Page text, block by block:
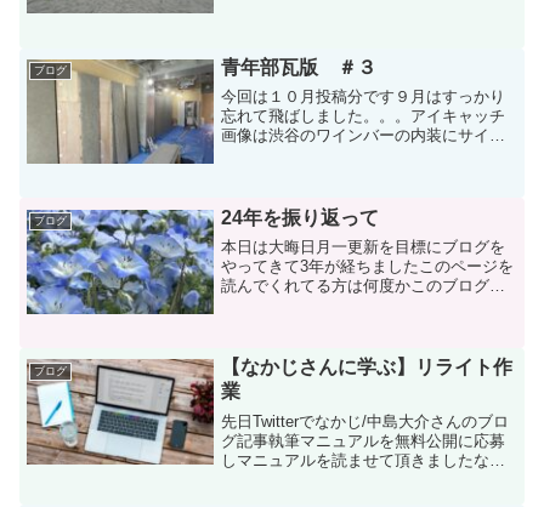
画像は海水浴に行った...
ブログ 青年部瓦版 ＃３
今回は１０月投稿分です９月はすっかり
忘れて飛ばしました。。。アイキャッチ
画像は渋谷のワインバーの内装にサイデ
イディングの欠品の話と家...
ブログ 24年を振り返って
本日は大晦日月一更新を目標にブログを
やってきて3年が経ちましたこのページを
読んでくれてる方は何度かこのブログを
していきますプロット...
ブログ
【なかじさんに学ぶ】リライト作
業
先日Twitterでなかじ/中島大介さんのブロ
グ記事執筆マニュアルを無料公開に応募
しマニュアルを読ませて頂きましたなか